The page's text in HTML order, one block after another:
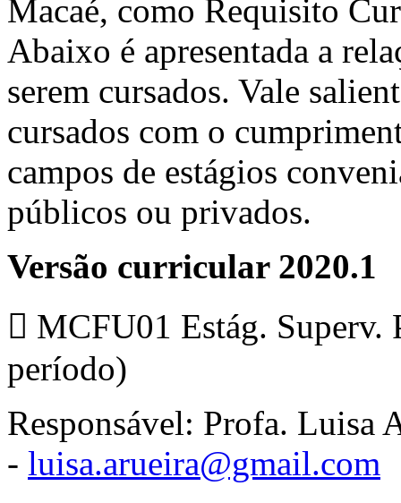
Macaé, como Requisito
Abaixo é apresentada a
serem cursados. Vale
cursados com o
campos de estágios
públicos ou privados.
Versão curricular 2020.1
 MCFU01 Estág. Superv.
período)
Responsável: Profa. Luisa
- luisa.arueira@gmail.com